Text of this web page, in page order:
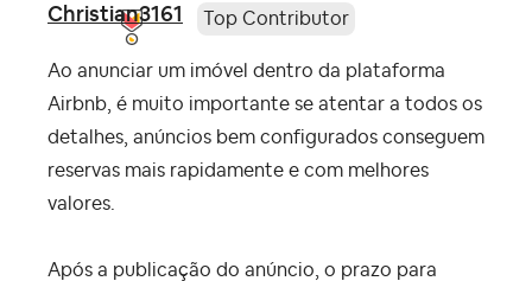
Christian3161 Top Contributor
Ao anunciar um imóvel dentro da plataforma
Airbnb, é muito importante se atentar a todos os
detalhes, anúncios bem configurados conseguem
reservas mais rapidamente e com melhores
valores.
Após a publicação do anúncio, o prazo para